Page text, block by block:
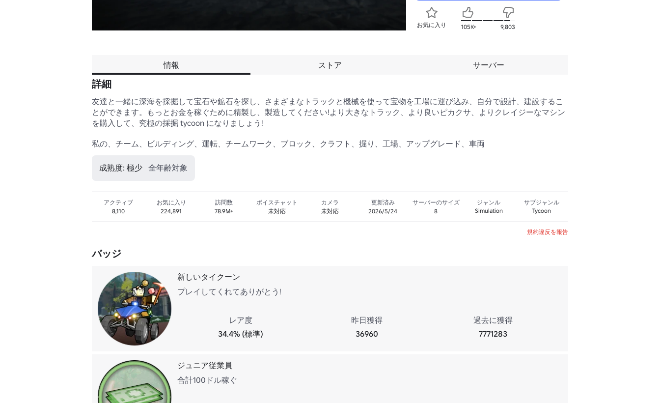
お気に入り 105K+ 9,803
情報 ストア サーバー
詳細
友達と一緒に深海を採掘して宝石や鉱石を探し、さまざまなトラックと機械を使って宝物を工場に運び込み、自分で設計、建設するこ
とができます。もっとお金を稼ぐために精製し、製造してください!より大きなトラック、より良いピカクサ、よりクレイジーなマシン
を購入して、究極の採掘 tycoon になりましょう!
私の、チーム、ビルディング、運転、チームワーク、ブロック、クラフト、掘り、工場、アップグレード、車両
成熟度: 極少 全年齢対象
アクティブ
8,110
お気に入り
224,891
訪問数
78.9M+
ボイスチャット
未対応
カメラ
未対応
更新済み
2026/5/24
サーバーのサイズ
8
ジャンル
Simulation
サブジャンル
Tycoon
規約違反を報告
バッジ
新しいタイクーン
プレイしてくれてありがとう!
レア度
34.4% (標準)
昨日獲得
36960
過去に獲得
7771283
ジュニア従業員
合計100ドル稼ぐ